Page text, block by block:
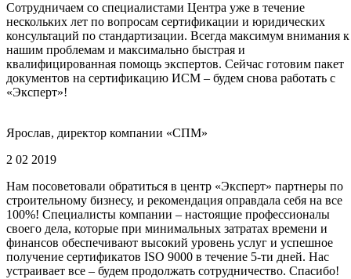
Сотрудничаем со специалистами Центра уже в течение
нескольких лет по вопросам сертификации и юридических
консультаций по стандартизации. Всегда максимум внимания к
нашим проблемам и максимально быстрая и
квалифицированная помощь экспертов. Сейчас готовим пакет
документов на сертификацию ИСМ – будем снова работать с
«Эксперт»!
Ярослав, директор компании «СПМ»
2 02 2019
Нам посоветовали обратиться в центр «Эксперт» партнеры по
строительному бизнесу, и рекомендация оправдала себя на все
100%! Специалисты компании – настоящие профессионалы
своего дела, которые при минимальных затратах времени и
финансов обеспечивают высокий уровень услуг и успешное
получение сертификатов ISO 9000 в течение 5-ти дней. Нас
устраивает все – будем продолжать сотрудничество. Спасибо!